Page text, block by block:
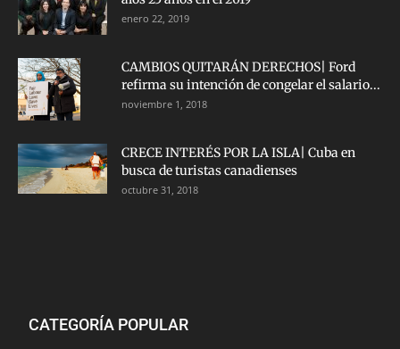
enero 22, 2019
CAMBIOS QUITARÁN DERECHOS| Ford
refirma su intención de congelar el salario...
noviembre 1, 2018
CRECE INTERÉS POR LA ISLA| Cuba en
busca de turistas canadienses
octubre 31, 2018
CATEGORÍA POPULAR